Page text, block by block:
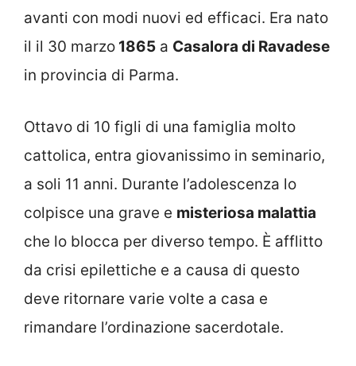
avanti con modi nuovi ed efficaci. Era nato
il il 30 marzo 1865 a Casalora di Ravadese
in provincia di Parma.
Ottavo di 10 figli di una famiglia molto
cattolica, entra giovanissimo in seminario,
a soli 11 anni. Durante l’adolescenza lo
colpisce una grave e misteriosa malattia
che lo blocca per diverso tempo. È afflitto
da crisi epilettiche e a causa di questo
deve ritornare varie volte a casa e
rimandare l’ordinazione sacerdotale.